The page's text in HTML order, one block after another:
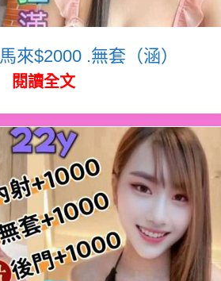
馬來$2000 .無套（涵）
閱讀全文